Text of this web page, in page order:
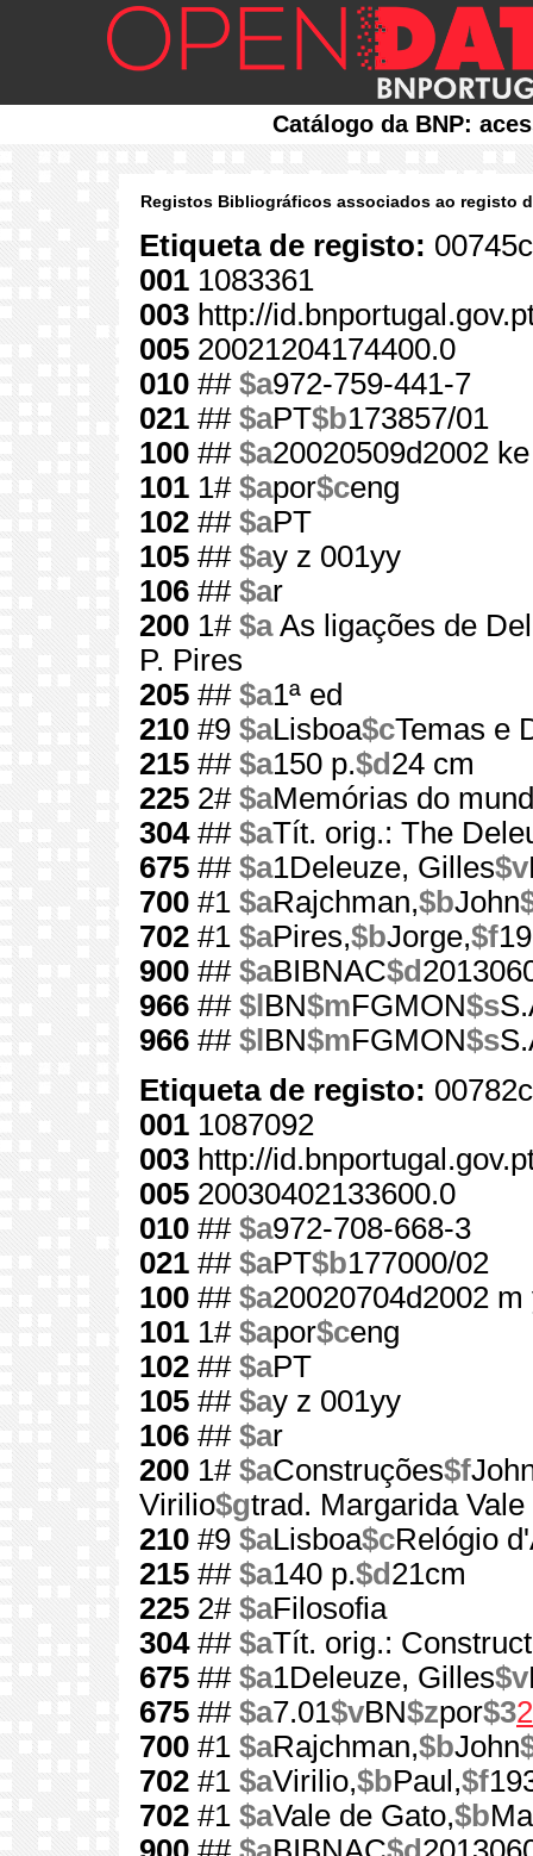
Catálogo da BNP:
Registos Bibliográficos associados ao registo
Etiqueta de registo:
001 1083361
003 http://
005 20021204174400.0
010 ## $a972-759-441-7
021 ## $aPT$b173857/01
100 ## $a20020509d2002
101 1# $apor$ceng
102 ## $aPT
105 ## $ay z 001yy
106 ## $ar
200 1# $aAs ligações de
P. Pires
205 ## $a1ª ed
210 #9 $aLisboa$cTemas e
215 ## $a150 p.$d 24 cm
225 2# $aMemórias do
304## $aTít. orig.: The
675 ## $a1Deleuze, Gilles$v
700 #1 $aRajchman,$bJohn
702 #1 $aPires,$bJorge,$f
900 ## $aBIBNAC$d
966 ## $l BN$mFGMON$s
966 ## $l BN$mFGMON$s
Etiqueta de registo:
001 1087092
003 http://
005 20030402133600.0
010 ## $a972-708-668-3
021 ## $aPT$b177000/02
100 ## $a20020704d2002
101 1# $apor$ceng
102 ## $aPT
105 ## $ay z 001yy
106 ## $ar
200 1# $aConstruções$f
Virilio$gtrad. Margarida Vale
210 #9 $aLisboa$cRelógio
215 ## $a140 p.$d 21cm
225 2# $aFilosofia
304## $aTít. orig.:
675 ## $a1Deleuze, Gilles$v
675 ## $a7.01$vBN$zpor$3
700 #1 $aRajchman,$bJohn
702 #1 $aVirilio,$bPaul,$f
702 #1 $aVale de Gato,$b